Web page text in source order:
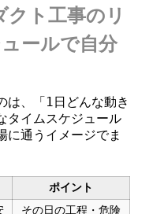
クト工事のリ
ールで自分
は、「1日どんな動き
タイムスケジュール
に通うイメージでま
ポイント
その日の工程・危険